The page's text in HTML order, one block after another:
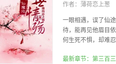
作者： 薄荷恋上葱
一眼相遇，误了仙
待，能再见他眉目
何生死不惧，却难
最新章节：第三百